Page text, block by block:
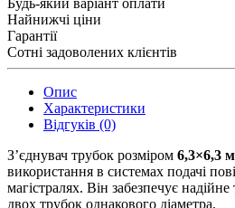
Найнижчі ціни
Гарантії
Сотні задоволених клієнтів
Опис
Характеристики
Відгуків (0)
З’єднувач трубок розміром 6,3×6,3
використання в системах подачі
магістралях. Він забезпечує
двох трубок однакового діаметра.